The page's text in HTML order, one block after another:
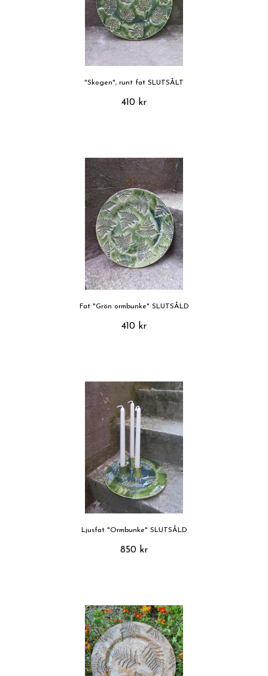
"Skogen", runt fat SLUTSÅLT
410 kr
Fat "Grön ormbunke" SLUTSÅLD
410 kr
Ljusfat "Ormbunke" SLUTSÅLD
850 kr